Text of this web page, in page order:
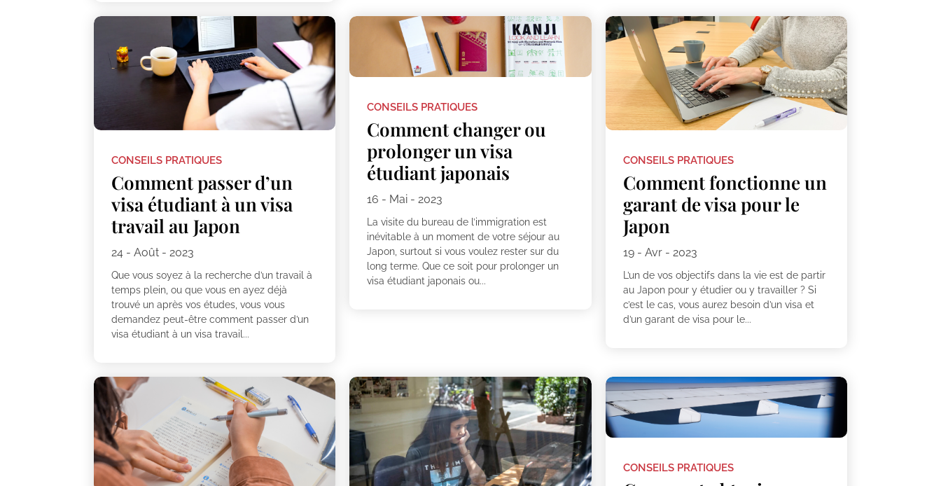
CONSEILS PRATIQUES
Comment passer d’un
visa étudiant à un visa
travail au Japon
24 - Août - 2023
Que vous soyez à la recherche d’un travail à
temps plein, ou que vous en ayez déjà
trouvé un après vos études, vous vous
demandez peut-être comment passer d’un
visa étudiant à un visa travail...
CONSEILS PRATIQUES
Comment changer ou
prolonger un visa
étudiant japonais
16 - Mai - 2023
La visite du bureau de l’immigration est
inévitable à un moment de votre séjour au
Japon, surtout si vous voulez rester sur du
long terme. Que ce soit pour prolonger un
visa étudiant japonais ou...
CONSEILS PRATIQUES
Comment fonctionne un
garant de visa pour le
Japon
19 - Avr - 2023
L’un de vos objectifs dans la vie est de partir
au Japon pour y étudier ou y travailler ? Si
c’est le cas, vous aurez besoin d’un visa et
d’un garant de visa pour le...
CONSEILS PRATIQUES